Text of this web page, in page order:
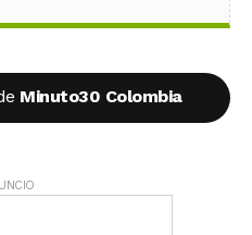
Minuto30 Colombia